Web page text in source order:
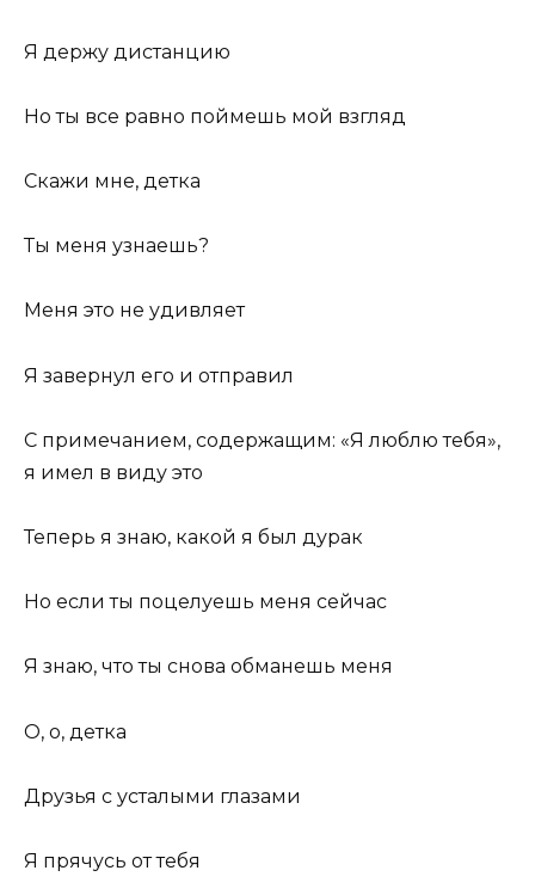
Я держу дистанцию
Но ты все равно поймешь мой взгляд
Скажи мне, детка
Ты меня узнаешь?
Меня это не удивляет
Я завернул его и отправил
С примечанием, содержащим: «Я люблю тебя»,
я имел в виду это
Теперь я знаю, какой я был дурак
Но если ты поцелуешь меня сейчас
Я знаю, что ты снова обманешь меня
О, о, детка
Друзья с усталыми глазами
Я прячусь от тебя